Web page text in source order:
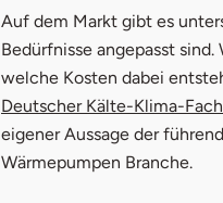
4.
5. Testsieger bei
5.1 Top 3 Hersteller
5.2 Top 3 Hersteller
Auf dem Markt gibt es
Bedürfnisse angepasst
welche Kosten dabei
Deutscher Kälte-Klima-
eigener Aussage der
Wärmepumpen Branche.